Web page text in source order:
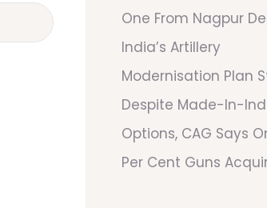
One From Nagpur
India’s Artillery
Modernisation Plan
Despite Made-In-
Options, CAG Says
Per Cent Guns